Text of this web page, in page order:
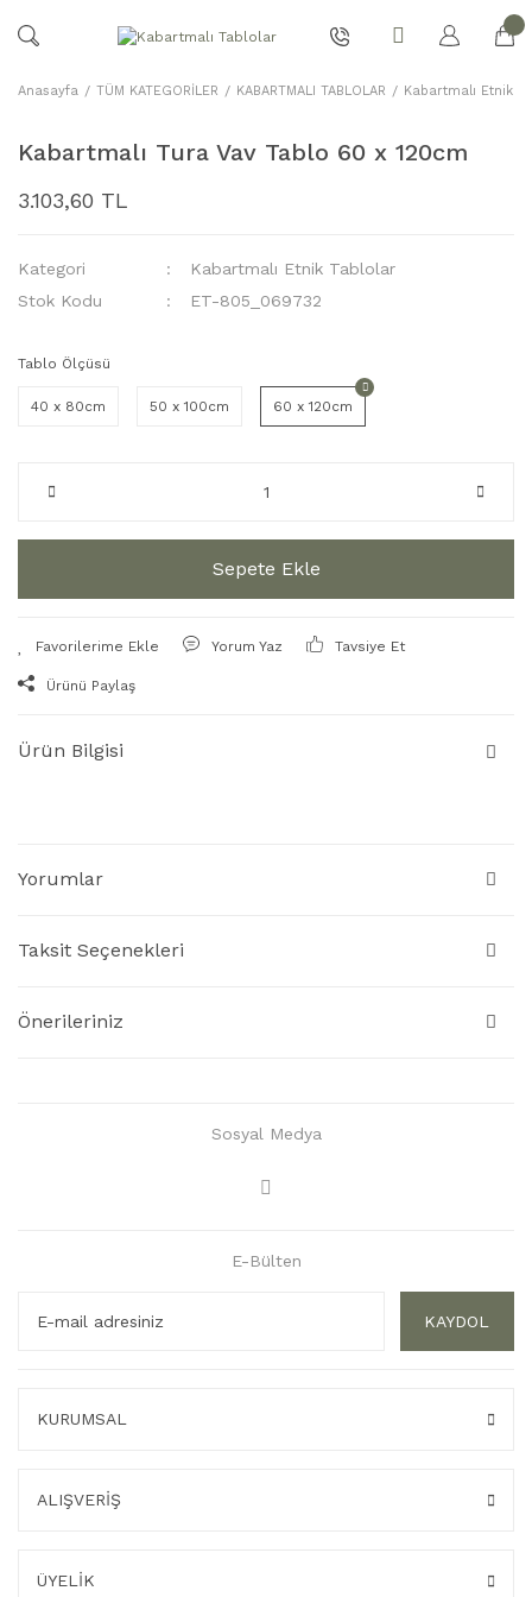
Anasayfa TÜM KATEGORİLER KABARTMALI TABLOLAR Kabartmalı Etnik
Kabartmalı Tura Vav Tablo 60 x 120cm
3.103,60 TL
Kategori
Kabartmalı Etnik Tablolar
Stok Kodu
ET-805_069732
Tablo Ölçüsü
40 x 80cm 50 x 100cm 60 x 120cm
Sepete Ekle
Yorum Yaz Tavsiye Et
Ürünü Paylaş
Ürün Bilgisi
Yorumlar
Taksit Seçenekleri
Önerileriniz
Sosyal Medya
E-Bülten
KAYDOL
KURUMSAL
ALIŞVERİŞ
ÜYELİK